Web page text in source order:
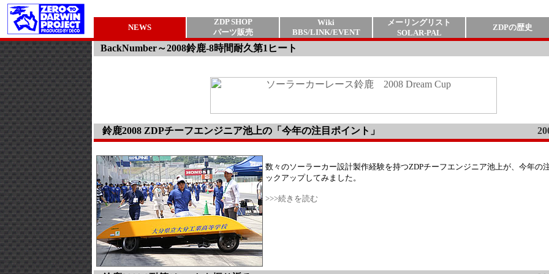
NEWS
ZDP SHOP
パーツ販売
Wiki
BBS/LINK/EVENT
メーリングリスト
SOLAR-PAL
ZDPの歴史
BackNumber～2008鈴鹿-8時間耐久第1ヒート
鈴鹿2008 ZDPチーフエンジニア池上の「今年の注目ポイント」
数々のソーラーカー設計製作経験を持つZDPチーフエンジニア池上が、今年の
ックアップしてみました。
>>>続きを読む